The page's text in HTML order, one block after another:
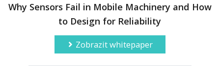
Why Sensors Fail in Mobile Machinery and How
to Design for Reliability
Zobrazit whitepaper